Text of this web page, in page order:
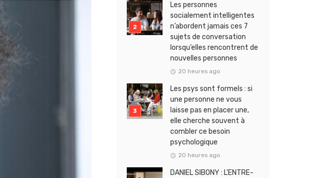
Les personnes
socialement intelligentes
n’abordent jamais ces 7
sujets de conversation
lorsqu’elles rencontrent de
nouvelles personnes
20 heures ago
Les psys sont formels : si
une personne ne vous
laisse pas en placer une,
elle cherche souvent à
combler ce besoin
psychologique
20 heures ago
DANIEL SIBONY : L’ENTRE-